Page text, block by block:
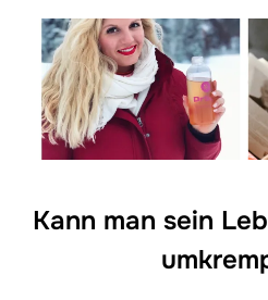
Kann man sein